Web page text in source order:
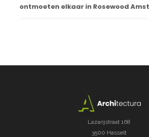
ontmoeten elkaar in Rosewood
Lazarijstraat 168
3500 Hasselt